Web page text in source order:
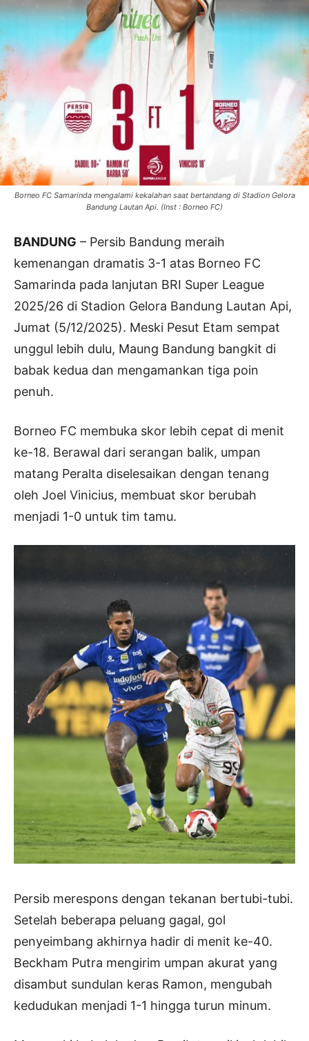
Borneo FC Samarinda mengalami kekalahan saat bertandang di Stadion Gelora
Bandung Lautan Api. (Inst : Borneo FC)
BANDUNG – Persib Bandung meraih
kemenangan dramatis 3-1 atas Borneo FC
Samarinda pada lanjutan BRI Super League
2025/26 di Stadion Gelora Bandung Lautan Api,
Jumat (5/12/2025). Meski Pesut Etam sempat
unggul lebih dulu, Maung Bandung bangkit di
babak kedua dan mengamankan tiga poin
penuh.
Borneo FC membuka skor lebih cepat di menit
ke-18. Berawal dari serangan balik, umpan
matang Peralta diselesaikan dengan tenang
oleh Joel Vinicius, membuat skor berubah
menjadi 1-0 untuk tim tamu.
Persib merespons dengan tekanan bertubi-tubi.
Setelah beberapa peluang gagal, gol
penyeimbang akhirnya hadir di menit ke-40.
Beckham Putra mengirim umpan akurat yang
disambut sundulan keras Ramon, mengubah
kedudukan menjadi 1-1 hingga turun minum.